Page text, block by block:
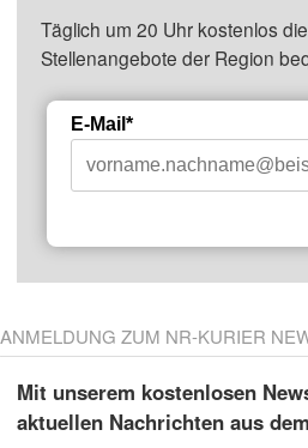
Täglich um 20 Uhr kostenlos
Stellenangebote der Region
E-Mail*
ANMELDUNG ZUM NR-KURIER
Mit unserem kostenlosen
aktuellen Nachrichten aus